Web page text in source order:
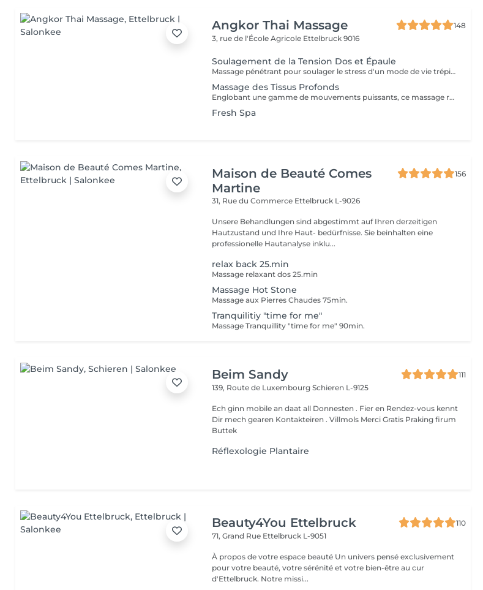
Angkor Thai Massage
148
3, rue de l'École Agricole Ettelbruck 9016
Soulagement de la Tension Dos et Épaule
Massage pénétrant pour soulager le stress d'un mode de vie trépidant ciblant les zones à problèmes de tension et des tissus et muscles conjonctifs du dos raides ou tendus.
Massage des Tissus Profonds
Englobant une gamme de mouvements puissants, ce massage revigorant combine un massage suédois classique avec des techniques de compression et de points de déclenchement pour réduire la douleur. Réchauffant le corps, il stimule les muscles des cuisses, des épaules, des bras et du dos. Idéal pour les sportifs et les personnes souffrant de tensions
Fresh Spa
Maison de Beauté Comes
Martine
156
31, Rue du Commerce Ettelbruck L-9026
Unsere Behandlungen sind abgestimmt auf Ihren derzeitigen
Hautzustand und Ihre Haut- bedürfnisse. Sie beinhalten eine
professionelle Hautanalyse inklu...
relax back 25.min
Massage relaxant dos 25.min
Massage Hot Stone
Massage aux Pierres Chaudes 75min.
Tranquilitiy "time for me"
Massage Tranquillity "time for me" 90min.
Beim Sandy
111
139, Route de LuxembourgSchieren L-9125
Ech ginn mobile an daat all Donnesten . Fier en Rendez-vous kennt
Dir mech gearen Kontakteiren . Villmols Merci Gratis Praking firum
Buttek
Réflexologie Plantaire
Beauty4You Ettelbruck
110
71, Grand Rue Ettelbruck L-9051
À propos de votre espace beauté Un univers pensé exclusivement
pour votre beauté, votre sérénité et votre bien-être au cur
d'Ettelbruck. Notre missi...